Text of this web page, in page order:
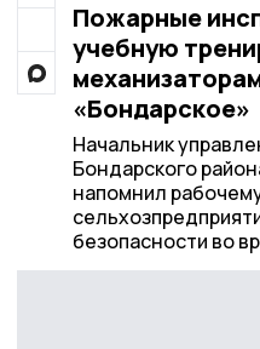
Пожарные
учебную
«Бондарское»
Начальник
Бондарского
напомнил
безопасности во